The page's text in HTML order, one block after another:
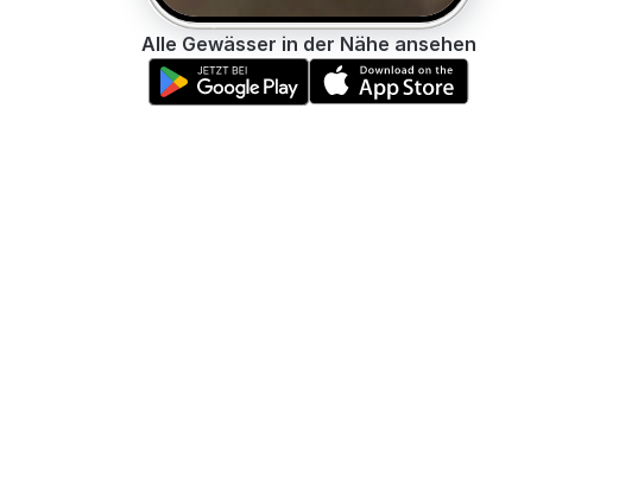
Alle Gewässer in der Nähe ansehen